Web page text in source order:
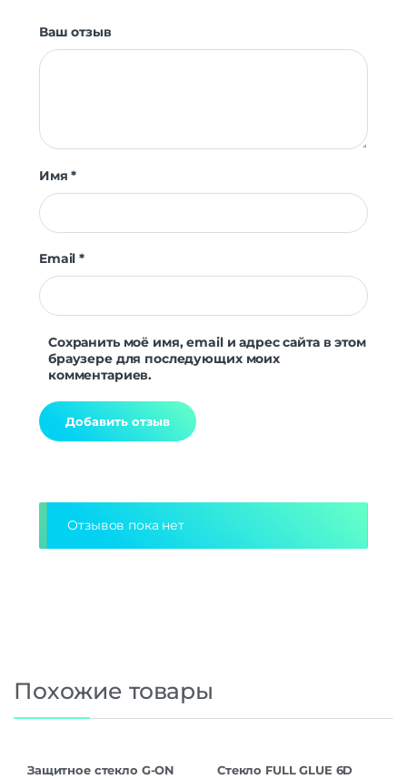
Ваш отзыв
Имя*
Email*
Сохранить моё имя, email и адрес сайта в этом
браузере для последующих моих
комментариев.
Отзывов пока нет
Похожие товары
Защитное стекло G-ON
Стекло FULL GLUE 6D